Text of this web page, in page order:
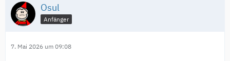
Osul
Anfänger
7. Mai 2026 um 09:08